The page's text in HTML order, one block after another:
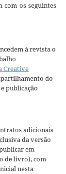
com os seguintes
à revista o
Creative
do
publicação
adicionais
da versão
em
de livro), com
nesta